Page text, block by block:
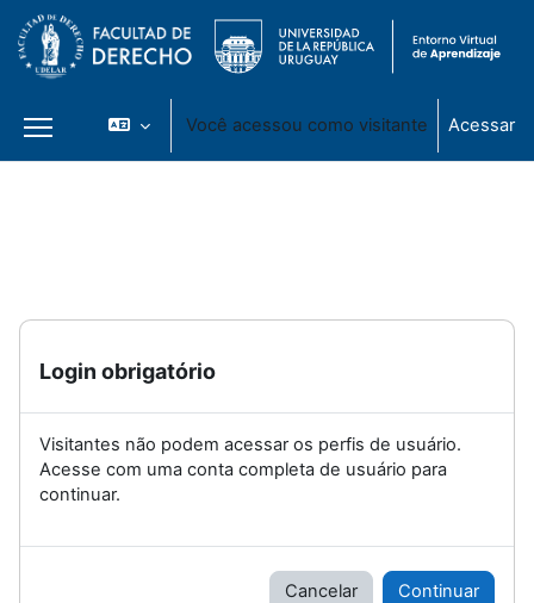
Painel lateral
Você acessou como visitante Acessar
Login obrigatório
Visitantes não podem acessar os perfis de usuário.
Acesse com uma conta completa de usuário para
continuar.
Cancelar Continuar